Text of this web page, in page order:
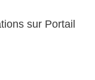
sur Portail